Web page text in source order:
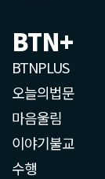
BTN+
BTNPLUS
오늘의법문
마음울림
이야기불교
수행